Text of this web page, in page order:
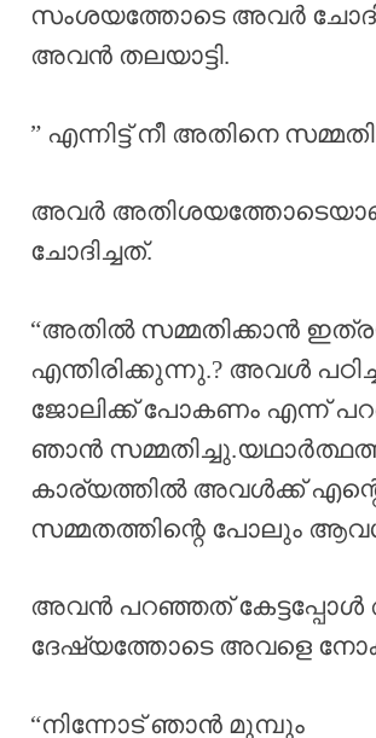
സംശയത്തോടെ അവർ
അവൻ തലയാട്ടി.
” എന്നിട്ട് നീ അതിനെ
അവർ
ചോദിച്ചത്.
“അതിൽ സമ്മതിക്കാൻ
എന്തിരിക്കുന്നു.? അവൾ
ജോലിക്ക് പോകണം എന്ന്
ഞാൻ
കാര്യത്തിൽ അവൾക്ക്
സമ്മതത്തിന്റെ പോലും
അവൻ പറഞ്ഞത്
ദേഷ്യത്തോടെ അവളെ
“നിന്നോട് ഞാൻ മുമ്പും